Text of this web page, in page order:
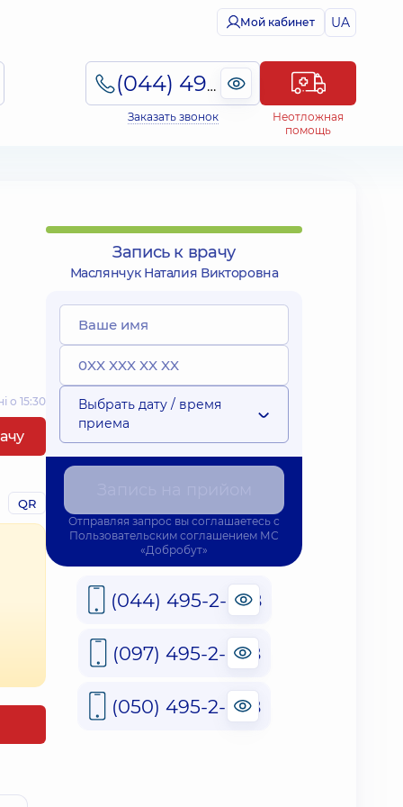
Мой кабинет UA
(044) 495-2-888
Заказать звонок
Неотложная
помощь
о 15:30
QR
Запись к врачу
Маслянчук Наталия Викторовна
Выбрать дату / время
приема
Отправляя запрос вы соглашаетесь с
Пользовательским соглашением МС
«Добробут»
(044) 495-2-888
(097) 495-2-888
(050) 495-2-888